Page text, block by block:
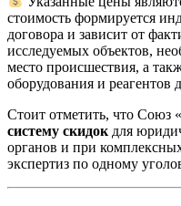
стоимость формируется
договора и зависит от
исследуемых объектов,
место происшествия, а
оборудования и реагентов
Стоит отметить, что Союз
систему скидок для
органов и при
экспертиз по одному